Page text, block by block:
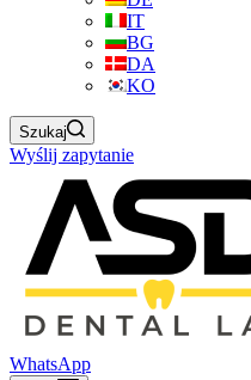
IT
BG
DA
KO
Szukaj
Wyślij zapytanie
WhatsApp